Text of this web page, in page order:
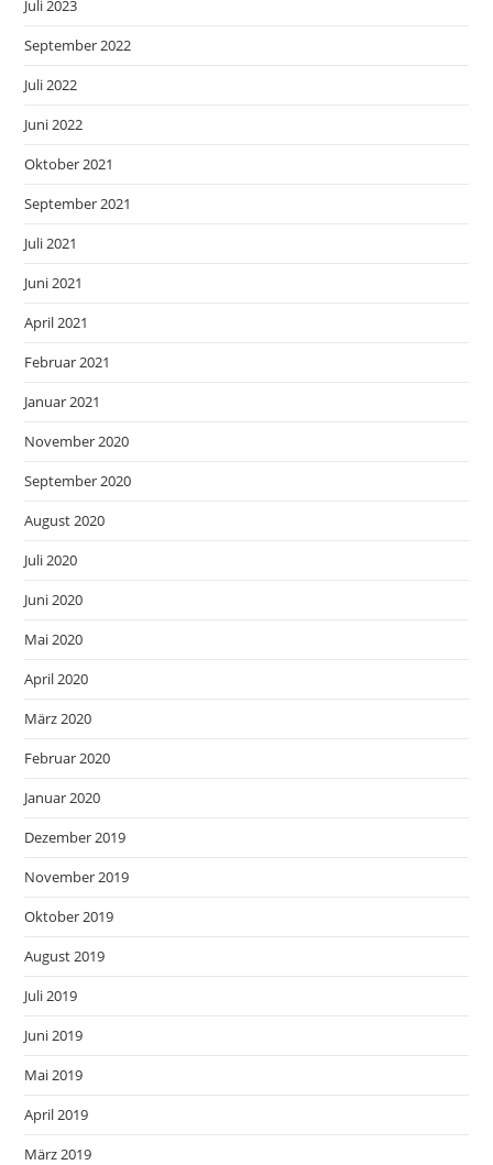
Juli 2023
September 2022
Juli 2022
Juni 2022
Oktober 2021
September 2021
Juli 2021
Juni 2021
April 2021
Februar 2021
Januar 2021
November 2020
September 2020
August 2020
Juli 2020
Juni 2020
Mai 2020
April 2020
März 2020
Februar 2020
Januar 2020
Dezember 2019
November 2019
Oktober 2019
August 2019
Juli 2019
Juni 2019
Mai 2019
April 2019
März 2019